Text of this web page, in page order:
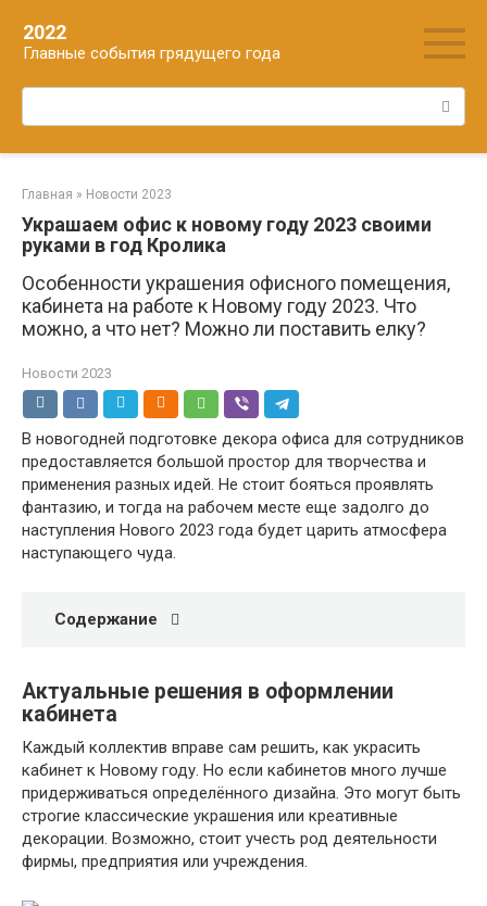
контенту
2022
Главные события грядущего года
Главная » Новости 2023
Украшаем офис к новому году 2023 своими
руками в год Кролика
Особенности украшения офисного помещения,
кабинета на работе к Новому году 2023. Что
можно, а что нет? Можно ли поставить елку?
Новости 2023
В новогодней подготовке декора офиса для сотрудников
предоставляется большой простор для творчества и
применения разных идей. Не стоит бояться проявлять
фантазию, и тогда на рабочем месте еще задолго до
наступления Нового 2023 года будет царить атмосфера
наступающего чуда.
Содержание
Актуальные решения в оформлении
кабинета
Каждый коллектив вправе сам решить, как украсить
кабинет к Новому году. Но если кабинетов много лучше
придерживаться определённого дизайна. Это могут быть
строгие классические украшения или креативные
декорации. Возможно, стоит учесть род деятельности
фирмы, предприятия или учреждения.